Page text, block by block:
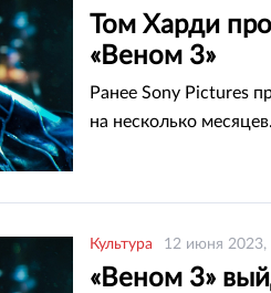
Том Харди
«Веном 3»
Ранее Sony Pictures
на несколько месяцев.
Культура 12 июня 2023,
«Веном 3»